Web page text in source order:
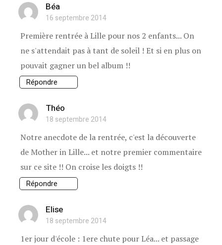
Béa
16 septembre 2014
Première rentrée à Lille pour nos 2 enfants... On
ne s'attendait pas à tant de soleil ! Et si en plus on
pouvait gagner un bel album !!
Répondre
Théo
18 septembre 2014
Notre anecdote de la rentrée, c'est la découverte
de Mother in Lille... et notre premier commentaire
sur ce site !! On croise les doigts !!
Répondre
Elise
18 septembre 2014
1er jour d'école : 1ere chute pour Léa... et passage